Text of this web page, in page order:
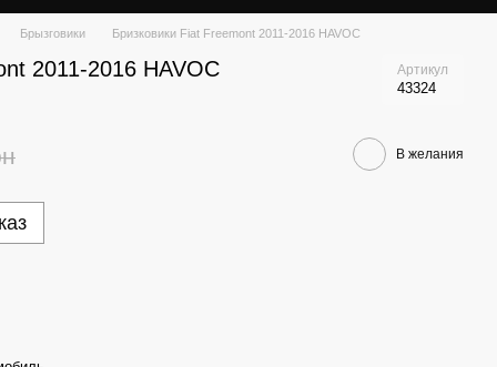
Брызговики Бризковики Fiat Freemont 2011-2016 HAVOC
2011-2016 HAVOC Артикул
43324
В желания